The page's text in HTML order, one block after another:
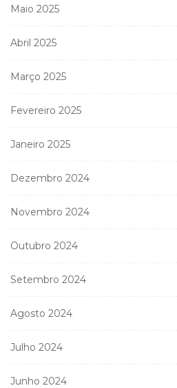
Maio 2025
Abril 2025
Março 2025
Fevereiro 2025
Janeiro 2025
Dezembro 2024
Novembro 2024
Outubro 2024
Setembro 2024
Agosto 2024
Julho 2024
Junho 2024